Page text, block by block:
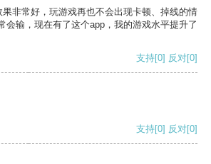
非常好，玩游戏再也不会出现卡顿、掉线的情
会输，现在有了这个app，我的游戏水平提升了
支持[0] 反对[0]
支持[0] 反对[0]